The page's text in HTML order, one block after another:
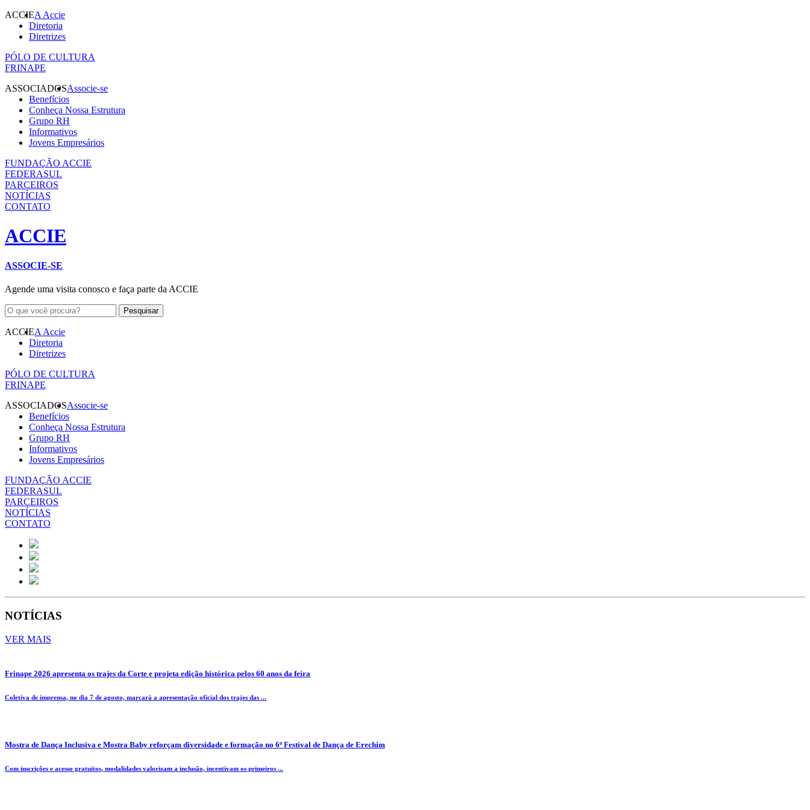
ACCIEA Accie
Diretoria
Diretrizes
PÓLO DE CULTURA
FRINAPE
ASSOCIADOSAssocie-se
Benefícios
Conheça Nossa Estrutura
Grupo RH
Informativos
Jovens Empresários
FUNDAÇÃO ACCIE
FEDERASUL
PARCEIROS
NOTÍCIAS
CONTATO
ACCIE
ASSOCIE-SE
Agende uma visita conosco e faça parte da ACCIE
ACCIEA Accie
Diretoria
Diretrizes
PÓLO DE CULTURA
FRINAPE
ASSOCIADOSAssocie-se
Benefícios
Conheça Nossa Estrutura
Grupo RH
Informativos
Jovens Empresários
FUNDAÇÃO ACCIE
FEDERASUL
PARCEIROS
NOTÍCIAS
CONTATO
NOTÍCIAS
VER MAIS
Frinape 2026 apresenta os trajes da Corte e projeta edição histórica pelos 60 anos da feira
Coletiva de imprensa, no dia 7 de agosto, marcará a apresentação oficial dos trajes das ...
Mostra de Dança Inclusiva e Mostra Baby reforçam diversidade e formação no 6º Festival de Dança de Erechim
Com inscrições e acesso gratuitos, modalidades valorizam a inclusão, incentivam os primeiros ...